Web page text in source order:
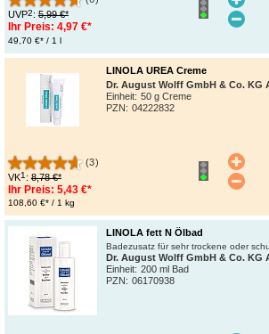
UVP2: 5,99 €*
Ihr Preis: 4,97 €*
49,70 €* / 1 l
LINOLA UREA Creme
Dr. August Wolff GmbH & Co. KG
Einheit: 50 g Creme
PZN: 04222832
(3)
VK1 : 8,78 €*
Ihr Preis: 5,43 €*
108,60 €* / 1 kg
LINOLA fett N Ölbad
Badezusatz für sehr trockene oder
Dr. August Wolff GmbH & Co. KG
Einheit: 200 ml Bad
PZN: 06170938